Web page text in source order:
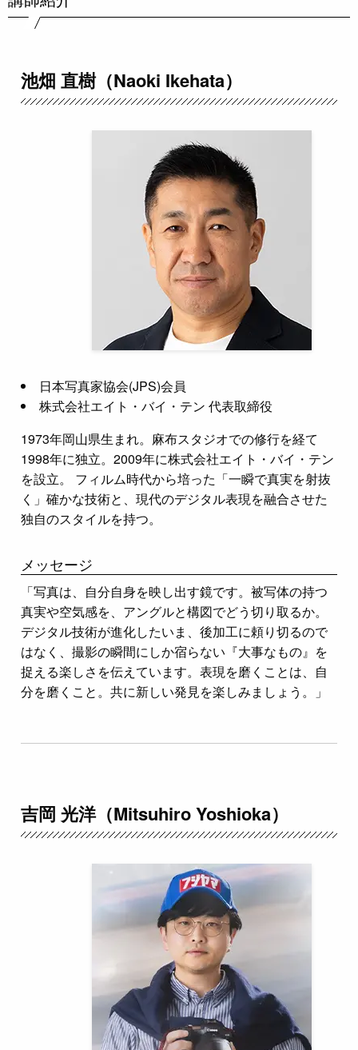
池畑 直樹（Naoki Ikehata）
日本写真家協会(JPS)会員
株式会社エイト・バイ・テン 代表取締役
1973年岡山県生まれ。麻布スタジオでの修行を経て
1998年に独立。2009年に株式会社エイト・バイ・テン
を設立。 フィルム時代から培った「一瞬で真実を射抜
く」確かな技術と、現代のデジタル表現を融合させた
独自のスタイルを持つ。
メッセージ
「写真は、自分自身を映し出す鏡です。被写体の持つ
真実や空気感を、アングルと構図でどう切り取るか。
デジタル技術が進化したいま、後加工に頼り切るので
はなく、撮影の瞬間にしか宿らない『大事なもの』を
捉える楽しさを伝えています。表現を磨くことは、自
分を磨くこと。共に新しい発見を楽しみましょう。」
吉岡 光洋（Mitsuhiro Yoshioka）